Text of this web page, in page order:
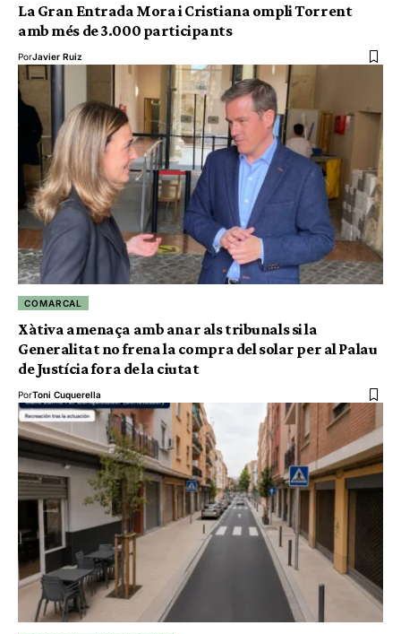
La Gran Entrada Mora i Cristiana ompli Torrent
amb més de 3.000 participants
PorJavier Ruiz
COMARCAL
Xàtiva amenaça amb anar als tribunals si la
Generalitat no frena la compra del solar per al Palau
de Justícia fora de la ciutat
PorToni Cuquerella